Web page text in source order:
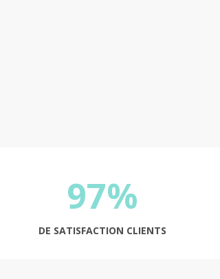
97%
DE SATISFACTION CLIENTS